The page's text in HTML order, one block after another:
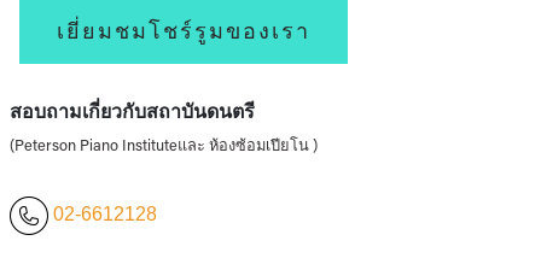
เยี่ยมชมโชร์รูมของเรา
สอบถามเกี่ยวกับสถาบันดนตรี
(Peterson Piano Instituteและ ห้องซ้อมเปียโน )
02-6612128